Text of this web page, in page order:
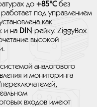
до +85°Cбез
под управлением
как
и на DIN-рейку. ZiggyBox
высокой
аналогового
и мониторинга
входов имеют